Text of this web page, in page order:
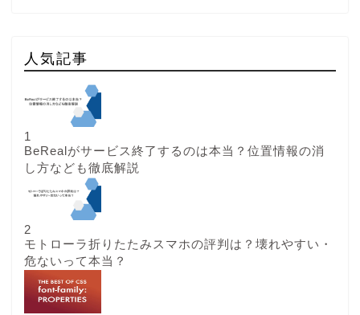
人気記事
1
BeRealがサービス終了するのは本当？位置情報の消
し方なども徹底解説
2
モトローラ折りたたみスマホの評判は？壊れやすい・
危ないって本当？